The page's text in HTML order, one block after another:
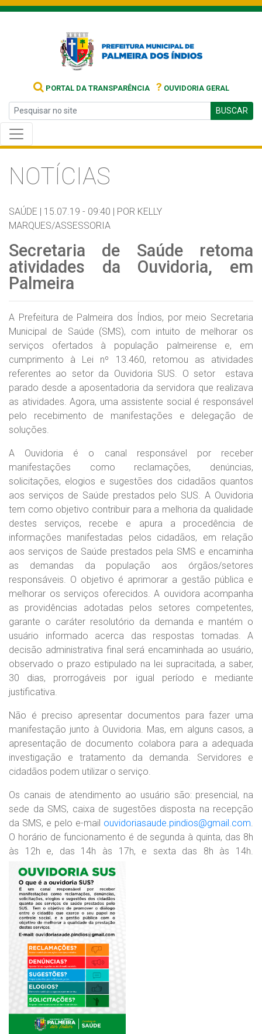
PORTAL DA TRANSPARÊNCIA ? OUVIDORIA GERAL
BUSCAR
NOTÍCIAS
SAÚDE | 15.07.19 - 09:40 | POR KELLY
MARQUES/ASSESSORIA
Secretaria de Saúde retoma
atividades da Ouvidoria, em
Palmeira
A Prefeitura de Palmeira dos Índios, por meio Secretaria
Municipal de Saúde (SMS), com intuito de melhorar os
serviços ofertados à população palmeirense e, em
cumprimento à Lei nº 13.460, retomou as atividades
referentes ao setor da Ouvidoria SUS. O setor estava
parado desde a aposentadoria da servidora que realizava
as atividades. Agora, uma assistente social é responsável
pelo recebimento de manifestações e delegação de
soluções.
A Ouvidoria é o canal responsável por receber
manifestações como reclamações, denúncias,
solicitações, elogios e sugestões dos cidadãos quantos
aos serviços de Saúde prestados pelo SUS. A Ouvidoria
tem como objetivo contribuir para a melhoria da qualidade
destes serviços, recebe e apura a procedência de
informações manifestadas pelos cidadãos, em relação
aos serviços de Saúde prestados pela SMS e encaminha
as demandas da população aos órgãos/setores
responsáveis. O objetivo é aprimorar a gestão pública e
melhorar os serviços oferecidos. A ouvidora acompanha
as providências adotadas pelos setores competentes,
garante o caráter resolutório da demanda e mantém o
usuário informado acerca das respostas tomadas. A
decisão administrativa final será encaminhada ao usuário,
observado o prazo estipulado na lei supracitada, a saber,
30 dias, prorrogáveis por igual período e mediante
justificativa.
Não é preciso apresentar documentos para fazer uma
manifestação junto à Ouvidoria. Mas, em alguns casos, a
apresentação de documento colabora para a adequada
investigação e tratamento da demanda. Servidores e
cidadãos podem utilizar o serviço.
Os canais de atendimento ao usuário são: presencial, na
sede da SMS, caixa de sugestões disposta na recepção
da SMS, e pelo e-mail ouvidoriasaude.pindios@gmail.com.
O horário de funcionamento é de segunda à quinta, das 8h
às 12h e, das 14h às 17h, e sexta das 8h às 14h.